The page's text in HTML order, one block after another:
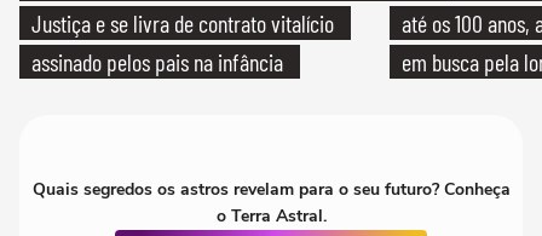
Justiça e se livra de contrato vitalício
assinado pelos pais na infância
até os 100
em busca pela
Quais segredos os astros revelam para o seu futuro? Conheça
o Terra Astral.